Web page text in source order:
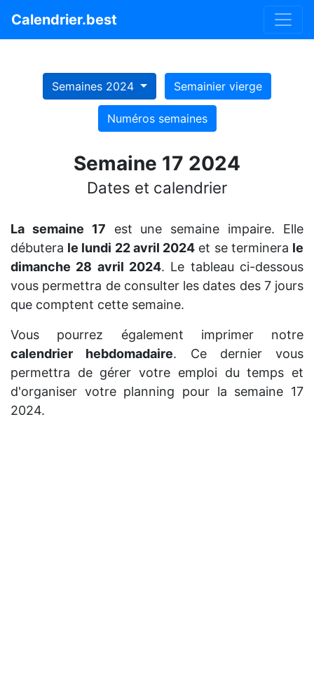
Calendrier.best
Semaines 2024 Semainier vierge
Numéros semaines
Semaine 17 2024
Dates et calendrier
La semaine 17 est une semaine impaire. Elle
débutera le lundi 22 avril 2024 et se terminera le
dimanche 28 avril 2024. Le tableau ci-dessous
vous permettra de consulter les dates des 7 jours
que comptent cette semaine.
Vous pourrez également imprimer notre
calendrier hebdomadaire. Ce dernier vous
permettra de gérer votre emploi du temps et
d'organiser votre planning pour la semaine 17
2024.